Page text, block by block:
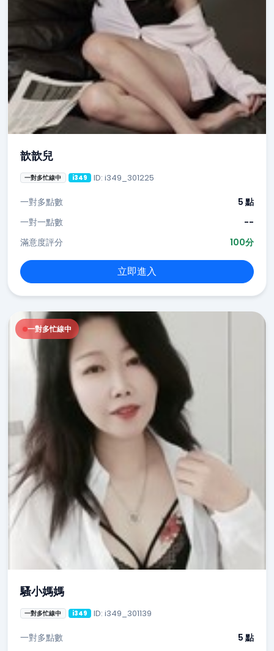
歆歆兒
一對多忙線中 i349 ID: i349_301225
一對多點數
5 點
一對一點數
--
滿意度評分
100分
立即進入
一對多忙線中
騷小媽媽
一對多忙線中 i349 ID: i349_301139
一對多點數 5 點